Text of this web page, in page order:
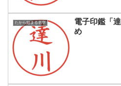
たから始まる名字
電子印鑑「
め